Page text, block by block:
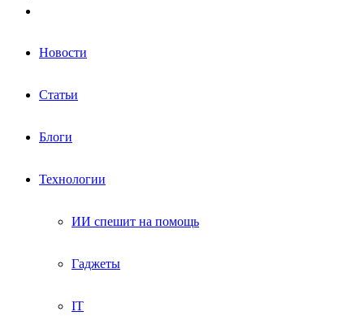
Новости
Статьи
Блоги
Технологии
ИИ спешит на помощь
Гаджеты
IT